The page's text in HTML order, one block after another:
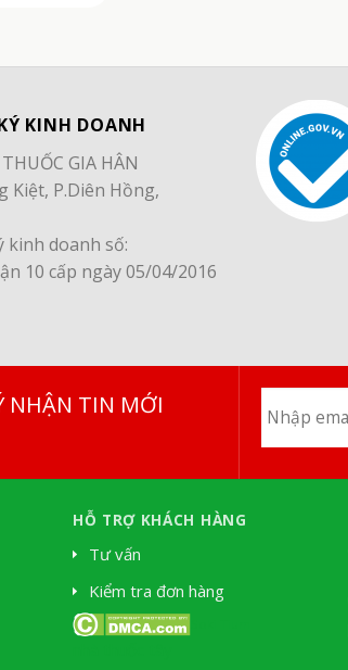
KINH DOANH
GIA HÂN
Kiệt, P.Diên Hồng,
kinh doanh số:
10 cấp ngày 05/04/2016
NHẬN TIN MỚI
HỖ TRỢ KHÁCH HÀNG
Tư vấn
Kiểm tra đơn hàng